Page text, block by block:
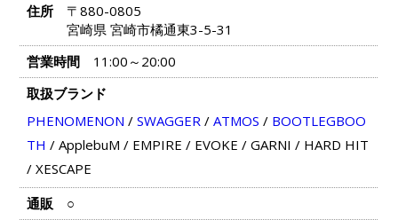
住所
〒880-0805
宮崎県 宮崎市橘通東3-5-31
営業時間
11:00～20:00
取扱ブランド
PHENOMENON / SWAGGER/ ATMOS / BOOTLEGBOO
TH / ApplebuM / EMPIRE / EVOKE / GARNI / HARD HIT
/ XESCAPE
通販
○